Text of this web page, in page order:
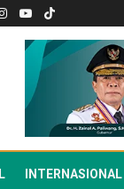
INTERNASIONAL